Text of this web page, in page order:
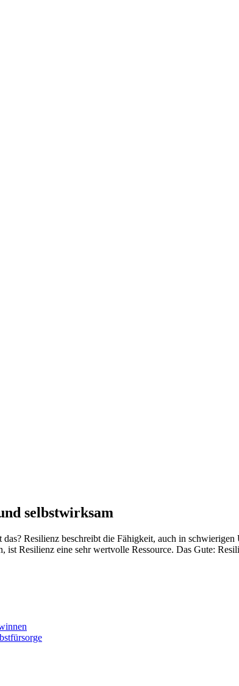
selbstwirksam
Resilienz beschreibt die Fähigkeit, auch in
Resilienz eine sehr wertvolle Ressource. Das Gute: